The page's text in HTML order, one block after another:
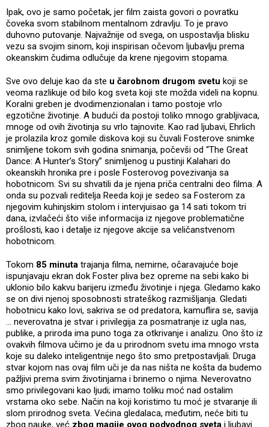
Ipak, ovo je samo početak, jer film zaista govori o povratku
čoveka svom stabilnom mentalnom zdravlju. To je pravo
duhovno putovanje. Najvažnije od svega, on uspostavlja blisku
vezu sa svojim sinom, koji inspirisan očevom ljubavlju prema
okeanskim čudima odlučuje da krene njegovim stopama.
Sve ovo deluje kao da ste u čarobnom drugom svetu koji se
veoma razlikuje od bilo kog sveta koji ste možda videli na kopnu.
Koralni greben je dvodimenzionalan i tamo postoje vrlo
egzotične životinje. A budući da postoji toliko mnogo grabljivaca,
mnoge od ovih životinja su vrlo tajnovite. Kao rad ljubavi, Ehrlich
je prolazila kroz gomile diskova koji su čuvali Fosterove snimke
snimljene tokom svih godina snimanja, počevši od “The Great
Dance: A Hunter’s Story” snimljenog u pustinji Kalahari do
okeanskih hronika pre i posle Fosterovog povezivanja sa
hobotnicom. Svi su shvatili da je njena priča centralni deo filma. A
onda su pozvali reditelja Reeda koji je sedeo sa Fosterom za
njegovim kuhinjskim stolom i intervjuisao ga 14 sati tokom tri
dana, izvlačeći što više informacija iz njegove problematične
prošlosti, kao i detalje iz njegove akcije sa veličanstvenom
hobotnicom.
Tokom 85 minuta trajanja filma, nemirne, očaravajuće boje
ispunjavaju ekran dok Foster pliva bez opreme na sebi kako bi
uklonio bilo kakvu barijeru između životinje i njega. Gledamo kako
se on divi njenoj sposobnosti strateškog razmišljanja. Gledati
hobotnicu kako lovi, sakriva se od predatora, kamuflira se, savija
… neverovatna je stvar i privilegija za posmatranje iz ugla nas,
publike, a priroda ima puno toga za otkrivanje i analizu. Ono što iz
ovakvih filmova učimo je da u prirodnom svetu ima mnogo vrsta
koje su daleko inteligentnije nego što smo pretpostavljali. Druga
stvar kojom nas ovaj film uči je da nas ništa ne košta da budemo
pažljivi prema svim životinjama i brinemo o njima. Neverovatno
smo privilegovani kao ljudi; imamo toliku moć nad ostalim
vrstama oko sebe. Način na koji koristimo tu moć je stvaranje ili
slom prirodnog sveta. Većina gledalaca, međutim, neće biti tu
zbog nauke, već zbog magije ovog podvodnog sveta i ljubavi